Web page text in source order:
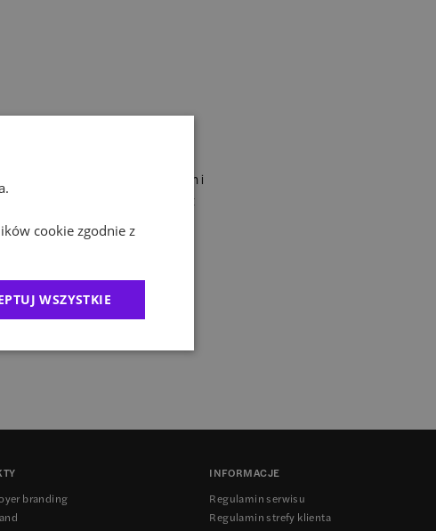
a 23 kwietnia 2015 roku w
którego organizatorem i
Polsce jest Warszawski Instytut
branding
INFORMACJE
Regulamin serwisu
Regulamin strefy klienta
cookie zgodnie z
WSZYSTKIE